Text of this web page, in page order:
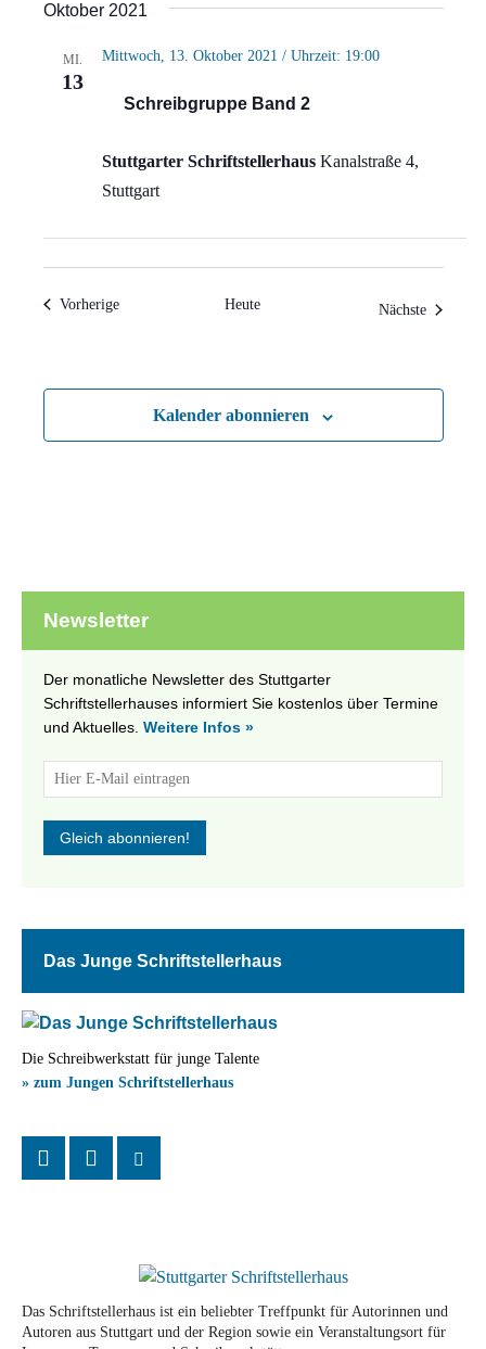
Oktober 2021
MI.
13
Schreibgruppe Band 2
Mittwoch, 13. Oktober 2021 / Uhrzeit: 19:00
Stuttgarter Schriftstellerhaus Kanalstraße 4,
Stuttgart
VorherigeVeranstaltungen Heute Nächste
Kalender abonnieren
Newsletter
Der monatliche Newsletter des Stuttgarter
Schriftstellerhauses informiert Sie kostenlos über Termine
und Aktuelles. Weitere Infos »
Das Junge Schriftstellerhaus
Die Schreibwerkstatt für junge Talente
» zum Jungen Schriftstellerhaus
Das Schriftstellerhaus ist ein beliebter Treffpunkt für Autorinnen und
Autoren aus Stuttgart und der Region sowie ein Veranstaltungsort für